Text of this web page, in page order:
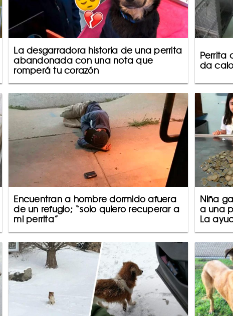
La desgarradora historia de una perrita
abandonada con una nota que
romperá tu corazón
Perrita
da
Encuentran a hombre dormido afuera
de un refugio; “solo quiero recuperar a
mi perrita”
Niña
a una
La